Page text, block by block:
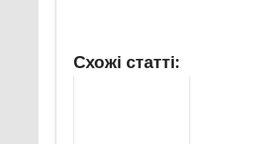
Схожі статті: